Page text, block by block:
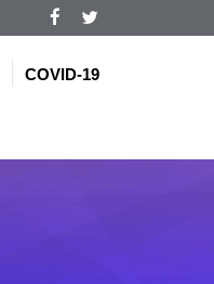
COVID-19